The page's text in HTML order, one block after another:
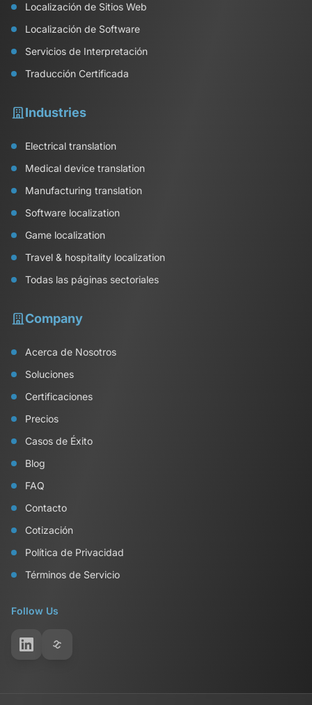
Localización de Sitios Web
Localización de Software
Servicios de Interpretación
Traducción Certificada
Industries
Electrical translation
Medical device translation
Manufacturing translation
Software localization
Game localization
Travel & hospitality localization
Todas las páginas sectoriales
Company
Acerca de Nosotros
Soluciones
Certificaciones
Precios
Casos de Éxito
Blog
FAQ
Contacto
Cotización
Política de Privacidad
Términos de Servicio
Follow Us